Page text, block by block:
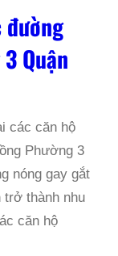
đường
Quận
các căn hộ
Phường 3
nóng gay gắt
trở thành nhu
căn hộ